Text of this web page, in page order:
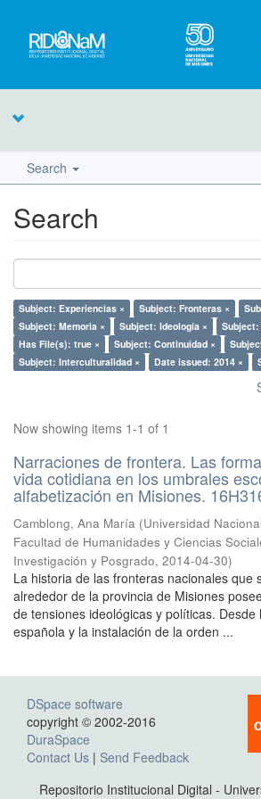
Search
Search
Subject: Experiencias × Subject: Fronteras ×
Subject: Memoria ×
Subject: Ideología ×
Subject:
Has File(s): true ×
Subject: Continuidad ×
Subject: Interculturalidad ×
Date issued: 2014 ×
Now showing items 1-1 of 1
Narraciones de frontera. Las
vida cotidiana en los umbrales
alfabetización en Misiones.
Camblong, Ana María (Universidad
Facultad de Humanidades y Ciencias
Investigación y Posgrado, 2014-04-30)
La historia de las fronteras nacionales que
alrededor de la provincia de Misiones
de tensiones ideológicas y políticas. Desde
española y la instalación de la orden ...
DSpace software
copyright © 2002-2016
DuraSpace
Contact Us | Send Feedback
Repositorio Institucional Digital -